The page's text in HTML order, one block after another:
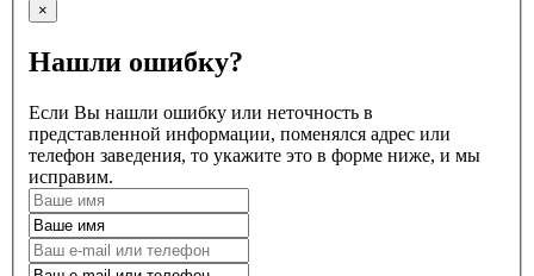
×
Нашли ошибку?
Если Вы нашли ошибку или неточность в
представленной информации, поменялся адрес или
телефон заведения, то укажите это в форме ниже, и мы
исправим.